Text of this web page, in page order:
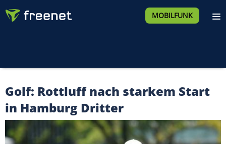
MOBILFUNK
Golf: Rottluff nach starkem Start
in Hamburg Dritter